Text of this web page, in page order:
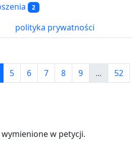
2
polityka prywatności
5 6 7 8 9 ...
52
w petycji.